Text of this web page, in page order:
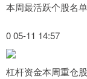
本周最活跃个股名
0 05-11 14:57
杠杆资金本周重仓